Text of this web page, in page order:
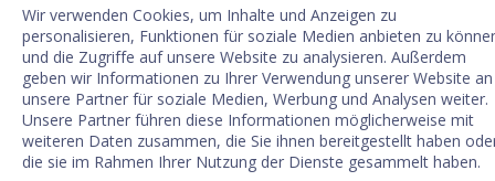
Wir verwenden Cookies, um Inhalte und Anzeigen zu
personalisieren, Funktionen für soziale Medien anbieten zu
und die Zugriffe auf unsere Website zu analysieren. Außerdem
geben wir Informationen zu Ihrer Verwendung unserer Website an
unsere Partner für soziale Medien, Werbung und Analysen weiter.
Unsere Partner führen diese Informationen möglicherweise mit
weiteren Daten zusammen, die Sie ihnen bereitgestellt haben
die sie im Rahmen Ihrer Nutzung der Dienste gesammelt haben.